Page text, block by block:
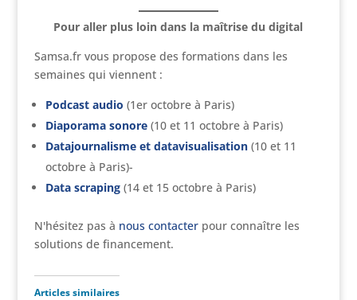
Pour aller plus loin dans la maîtrise du digital
Samsa.fr vous propose des formations dans les
semaines qui viennent :
Podcast audio (1er octobre à Paris)
Diaporama sonore(10 et 11 octobre à Paris)
Datajournalisme et datavisualisation(10 et 11
octobre à Paris)-
Data scraping(14 et 15 octobre à Paris)
N'hésitez pas à nous contacterpour connaître les
solutions de financement.
Articles similaires